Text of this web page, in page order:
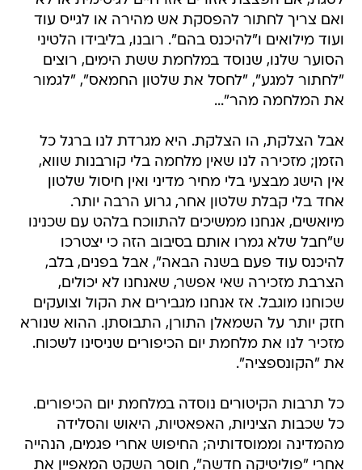
ואם צריך לחתור להפסקת אש מהירה או לגייס עוד
ועוד מילואים ו"להיכנס בהם". רובנו, בליבידו הלטיני
הסוער שלנו, שנוסד במלחמת ששת הימים, רוצים
"לחתור למגע", "לחסל את שלטון החמאס", "לגמור
את המלחמה מהר"...
אבל הצלקת, הו הצלקת. היא מגרדת לנו ברגל כל
הזמן; מזכירה לנו שאין מלחמה בלי קורבנות שווא,
אין הישג מבצעי בלי מחיר מדיני ואין חיסול שלטון
אחד בלי קבלת שלטון אחר, גרוע הרבה יותר.
מיואשים, אנחנו ממשיכים להתווכח בלהט עם שכנינו
ש"חבל שלא גמרו אותם בסיבוב הזה כי יצטרכו
להיכנס עוד פעם בשנה הבאה", אבל בפנים, בלב,
הצרבת מזכירה שאי אפשר, שאנחנו לא יכולים,
שכוחנו מוגבל. אז אנחנו מגבירים את הקול וצועקים
חזק יותר על השמאלן התורן, התבוסתן. ההוא שנורא
מזכיר לנו את מלחמת יום הכיפורים שניסינו לשכוח.
את "הקונספציה".
כל תרבות הקיטורים נוסדה במלחמת יום הכיפורים.
כל שכבות הציניות, האפאטיות, היאוש והסלידה
מהמדינה וממוסדותיה; החיפוש אחרי פגמים, הנהייה
אחרי "פוליטיקה חדשה", חוסר השקט המאפיין את